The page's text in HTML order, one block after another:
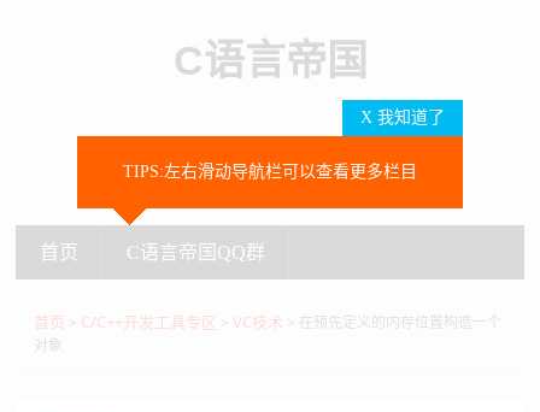
C语言帝国
SEARCH
X 我知道了
TIPS:左右滑动导航栏可以查看更多栏目
首页 C语言帝国QQ群
首页 > C/C++开发工具专区 >VC技术 > 在预先定义的内存位置构造一个
对象